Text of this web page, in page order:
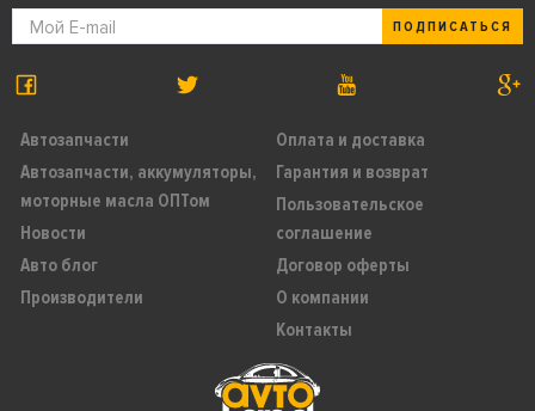
Автозапчасти
Автозапчасти, аккумуляторы,
моторные масла ОПТом
Новости
Авто блог
Производители
Оплата и доставка
Гарантия и возврат
Пользовательское
соглашение
Договор оферты
О компании
Контакты
ПОДПИСАТЬСЯ